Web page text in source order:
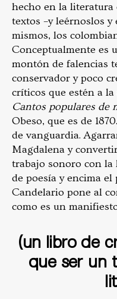
hecho en la literatura
textos –y leérnoslos
mismos, los
Conceptualmente es
montón de falencias
conservador y poco
críticos que estén a
Cantos populares de
Obeso, que es de
de vanguardia.
Magdalena y
trabajo sonoro con
de poesía y encima
Candelario pone al
como es un
(un libro de
que ser un